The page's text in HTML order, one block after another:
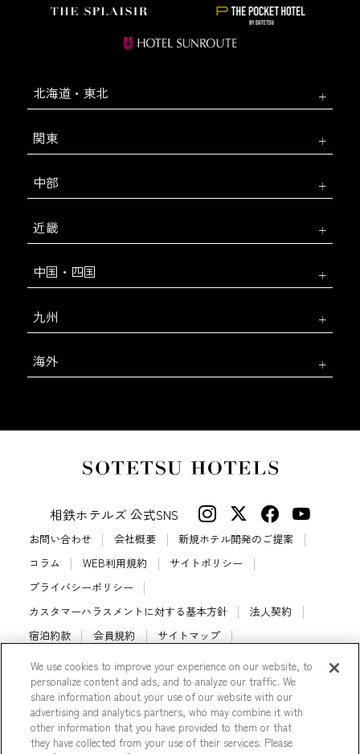
北海道・東北
関東
中部
近畿
中国・四国
九州
海外
相鉄ホテルズ 公式SNS
お問い合わせ 会社概要
新規ホテル開発のご提案
コラム
WEB利用規約
サイトポリシー
プライバシーポリシー
カスタマーハラスメントに対する基本方針
法人契約
宿泊約款
会員規約
サイトマップ
相鉄ホテルズ パートナーホテル加盟募集のご案内
採用情報
Cookie Settings
We use cookies to improve your experience on our website, to
personalize content and ads, and to analyze our traffic. We
share information about your use of our website with our
advertising and analytics partners, who may combine it with
other information that you have provided to them or that
they have collected from your use of their services. Please